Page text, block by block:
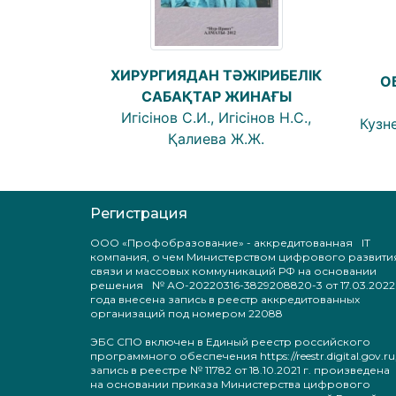
ХИРУРГИЯДАН ТӘЖІРИБЕЛІК
САБАҚТАР ЖИНАҒЫ
Игісінов С.И., Игісінов Н.С.,
Қалиева Ж.Ж.
Регистрация
ООО «Профобразование» - аккредитованная IT
компания, о чем Министерством цифрового
связи и массовых коммуникаций РФ на основании
решения № АО-20220316-3829208820-3 от 17.03.2022
года внесена запись в реестр аккредитованных
организаций под номером 22088
ЭБС СПО включен в Единый реестр российского
программного обеспечения https://reestr.digital.gov.ru,
запись в реестре № 11782 от 18.10.2021 г. произведена
на основании приказа Министерства цифрового